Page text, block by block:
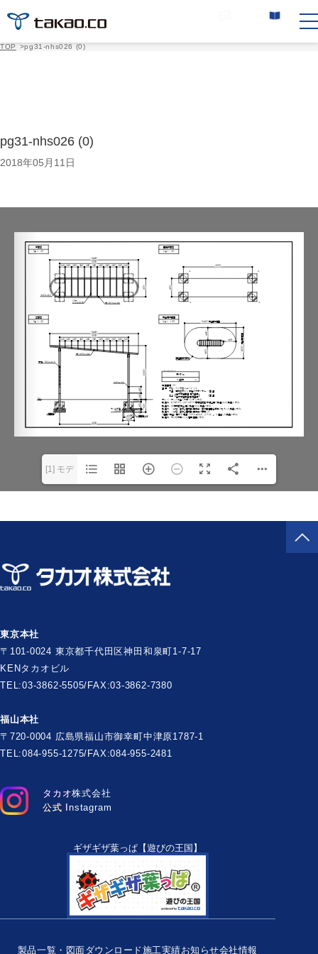
TOP >pg31-nhs026 (0)
pg31-nhs026 (0)
2018年05月11日
[1] モデ
タカオ株式会社
公式 Instagram
東京本社
〒101-0024 東京都千代田区神田和泉町1-7-17
KENタカオビル
TEL:03-3862-5505/FAX:03-3862-7380
福山本社
〒720-0004 広島県福山市御幸町中津原1787-1
TEL:084-955-1275/FAX:084-955-2481
ギザギザ葉っぱ【遊びの王国】
製品一覧・図面ダウンロード施工実績お知らせ会社情報